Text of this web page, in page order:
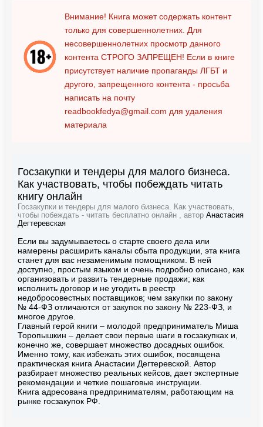
Внимание! Книга может содержать контент
только для совершеннолетних. Для
несовершеннолетних просмотр данного
контента СТРОГО ЗАПРЕЩЕН! Если в книге
присутствует наличие пропаганды ЛГБТ и
другого, запрещенного контента - просьба
написать на почту
readbookfedya@gmail.com для удаления
материала
Госзакупки и тендеры для малого бизнеса.
Как участвовать, чтобы побеждать читать
книгу онлайн
Госзакупки и тендеры для малого бизнеса. Как участвовать,
чтобы побеждать - читать бесплатно онлайн , автор Анастасия
Дегтеревская
Если вы задумываетесь о старте своего дела или
намерены расширить каналы сбыта продукции, эта книга
станет для вас незаменимым помощником. В ней
доступно, простым языком и очень подробно описано, как
организовать и развить тендерные продажи; как
исполнить договор и не угодить в реестр
недобросовестных поставщиков; чем закупки по закону
№ 44-ФЗ отличаются от закупок по закону № 223-ФЗ, и
многое другое.
Главный герой книги – молодой предприниматель Миша
Торопышкин – делает свои первые шаги в госзакупках и,
конечно же, совершает множество досадных ошибок.
Именно тому, как избежать этих ошибок, посвящена
практическая книга Анастасии Дегтеревской. Автор
разбирает множество реальных кейсов, дает экспертные
рекомендации и четкие пошаговые инструкции.
Книга адресована предпринимателям, работающим на
рынке госзакупок РФ.